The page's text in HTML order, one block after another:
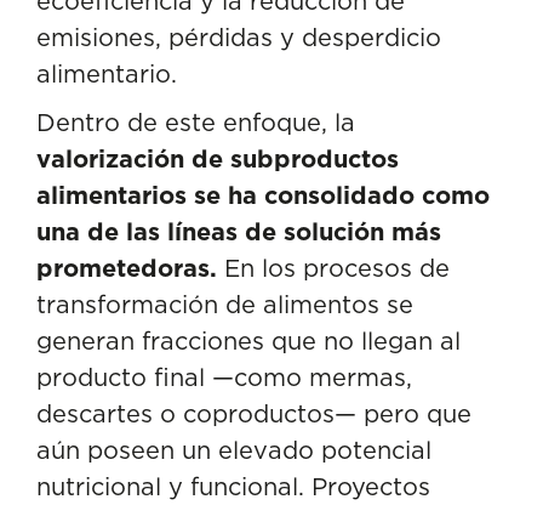
emisiones, pérdidas y desperdicio
alimentario.
Dentro de este enfoque, la
valorización de subproductos
alimentarios se ha consolidado como
una de las líneas de solución más
prometedoras. En los procesos de
transformación de alimentos se
generan fracciones que no llegan al
producto final —como mermas,
descartes o coproductos— pero que
aún poseen un elevado potencial
nutricional y funcional. Proyectos